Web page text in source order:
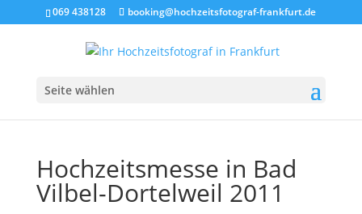
069 438128 booking@hochzeitsfotograf-frankfurt.de
Seite wählen
Hochzeitsmesse in Bad
Vilbel-Dortelweil 2011